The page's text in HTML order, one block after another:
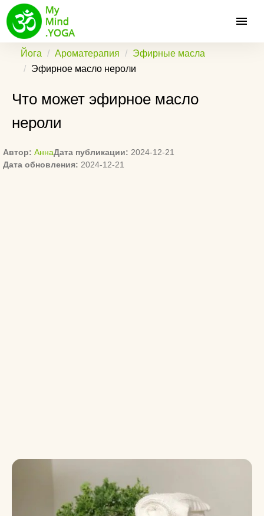
Йога Ароматерапия
Эфирные масла
Эфирное масло нероли
Что может эфирное масло
нероли
Автор: АннаДата публикации: 2024-12-21
Дата обновления: 2024-12-21